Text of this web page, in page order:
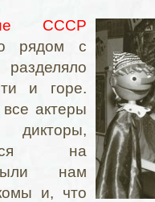
СССР
рядом с
и горе.
все актеры
на
нам
и, что